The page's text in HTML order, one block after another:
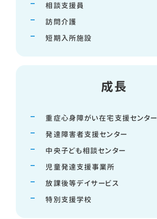
相談支援員
訪問介護
短期入所施設
成長
重症心身障がい在宅支援センター
発達障害者支援センター
中央子ども相談センター
児童発達支援事業所
放課後等デイサービス
特別支援学校